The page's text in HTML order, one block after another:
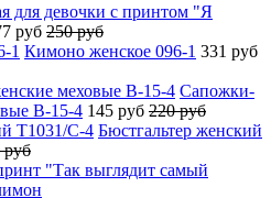
для девочки с принтом "Я
руб 250 руб
Кимоно женское 096-1 331 руб
Сапожки-
B-15-4 145 руб 220 руб
Бюстгальтер женский
руб